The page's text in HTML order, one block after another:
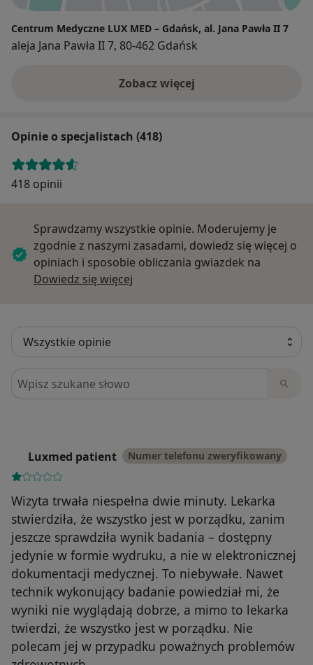
Centrum Medyczne LUX MED – Gdańsk, al. Jana Pawła II 7
aleja Jana Pawła II 7, 80-462 Gdańsk
Zobacz więcej
Opinie o specjalistach (418)
418 opinii
Sprawdzamy wszystkie opinie. Moderujemy je
zgodnie z naszymi zasadami, dowiedz się więcej o
opiniach i sposobie obliczania gwiazdek na
Dowiedz się więcej
Szukaj w opiniach
Luxmed patient Numer telefonu zweryfikowany
Wizyta trwała niespełna dwie minuty. Lekarka
stwierdziła, że ​​wszystko jest w porządku, zanim
jeszcze sprawdziła wynik badania – dostępny
jedynie w formie wydruku, a nie w elektronicznej
dokumentacji medycznej. To niebywałe. Nawet
technik wykonujący badanie powiedział mi, że
wyniki nie wyglądają dobrze, a mimo to lekarka
twierdzi, że wszystko jest w porządku. Nie
polecam jej w przypadku poważnych problemów